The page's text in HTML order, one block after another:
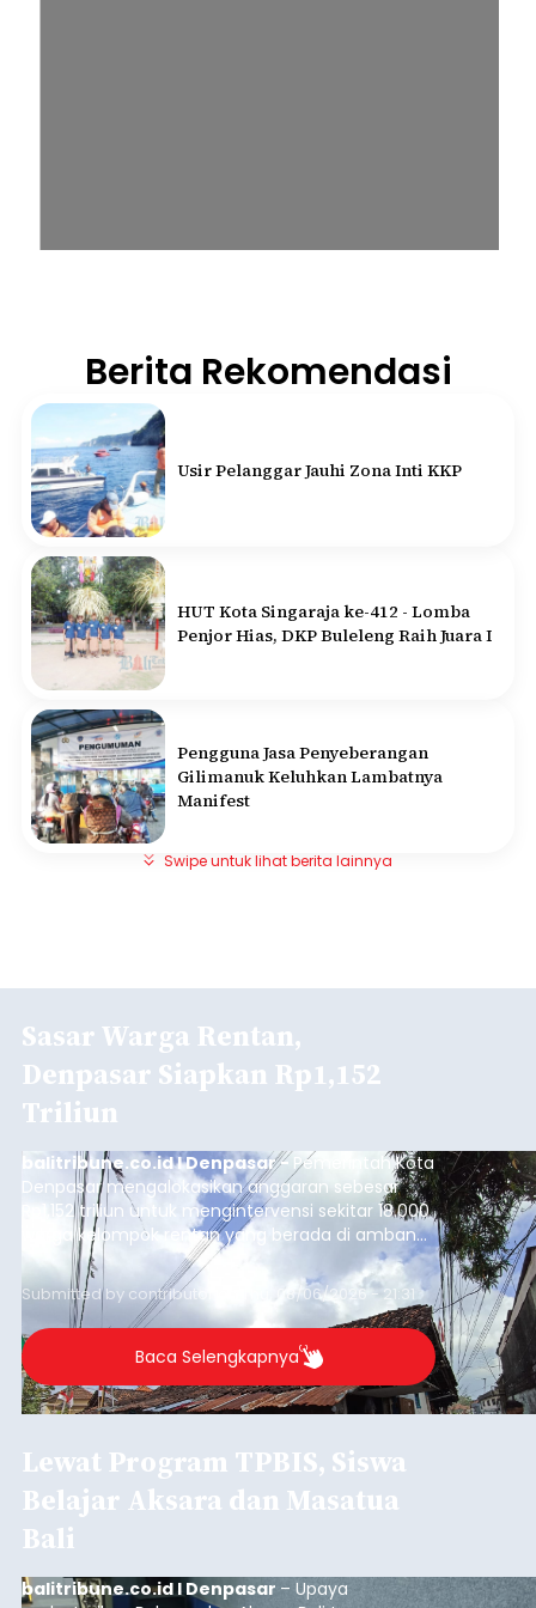
Berita Rekomendasi
Usir Pelanggar Jauhi Zona Inti KKP
HUT Kota Singaraja ke-412 - Lomba
Penjor Hias, DKP Buleleng Raih Juara I
Pengguna Jasa Penyeberangan
Gilimanuk Keluhkan Lambatnya
Manifest
Swipe untuk lihat berita lainnya
Sasar Warga Rentan,
Denpasar Siapkan Rp1,152
Triliun
balitribune.co.id I Denpasar - Pemerintah Kota
Denpasar mengalokasikan anggaran sebesar
Rp1,152 triliun untuk mengintervensi sekitar 18.000
warga kelompok rentan yang berada di ambang
garis kemiskinan. Langkah strategis ini diambil
guna menjaga masyarakat yang berada pada
kelompok desil 5 dan 6 tersebut agar tidak
merosot ke kategori miskin.
Submitted by contributor Thu, 08/06/2026 - 21:31
Baca Selengkapnya
Lewat Program TPBIS, Siswa
Belajar Aksara dan Masatua
Bali
balitribune.co.id I Denpasar – Upaya